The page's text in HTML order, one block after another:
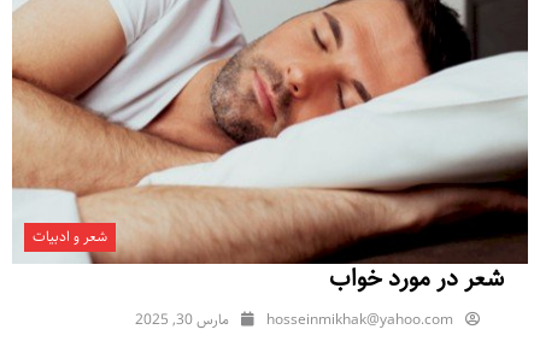
شعر و ادبیات
شعر در مورد خواب
hosseinmikhak@yahoo.com مارس 30, 2025